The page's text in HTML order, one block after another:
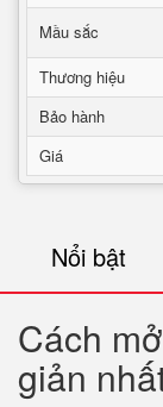
Mầu sắc
Thương hiệu
Bảo hành
Giá
Nổi bật
Cách
giản